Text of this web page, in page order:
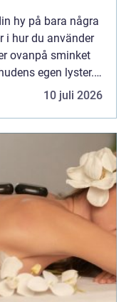
hy på bara några
i hur du använder
ovanpå sminket
egen lyster.
10 juli 2026